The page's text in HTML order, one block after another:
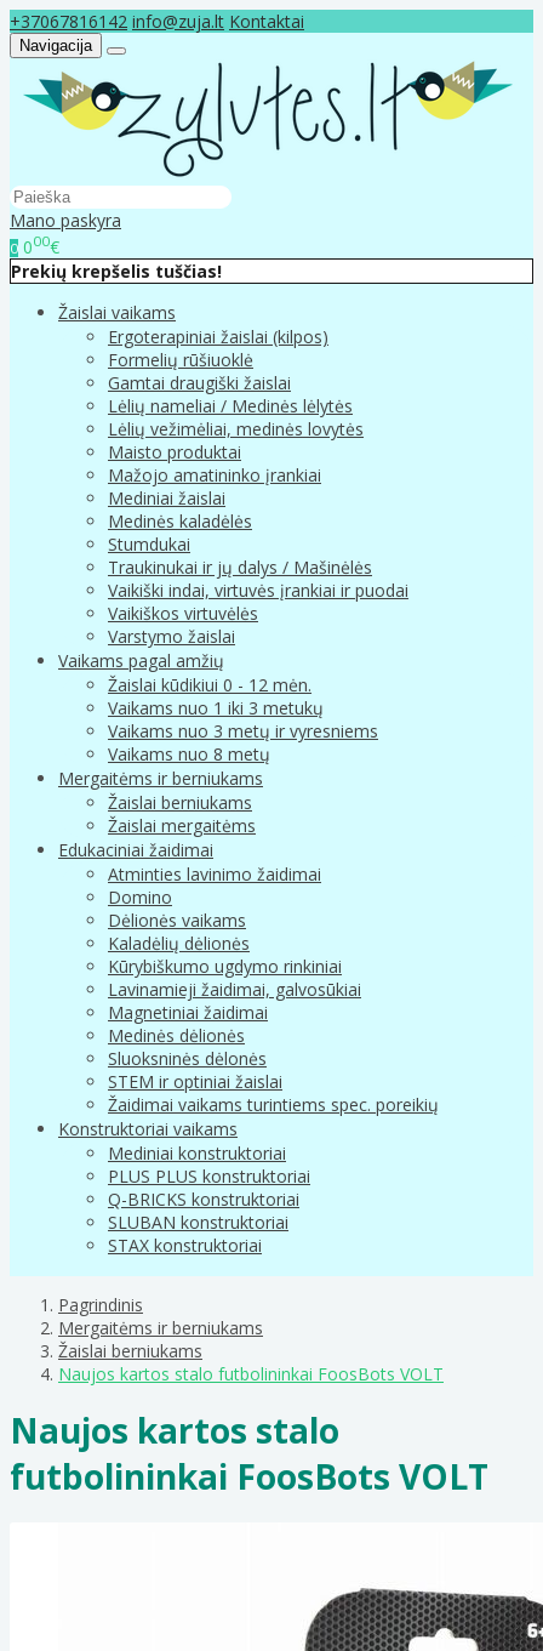
+37067816142 info@zuja.lt Kontaktai
Navigacija
Mano paskyra
0 000€
Prekių krepšelis tuščias!
Žaislai vaikams
Ergoterapiniai žaislai (kilpos)
Formelių rūšiuoklė
Gamtai draugiški žaislai
Lėlių nameliai / Medinės lėlytės
Lėlių vežimėliai, medinės lovytės
Maisto produktai
Mažojo amatininko įrankiai
Mediniai žaislai
Medinės kaladėlės
Stumdukai
Traukinukai ir jų dalys / Mašinėlės
Vaikiški indai, virtuvės įrankiai ir puodai
Vaikiškos virtuvėlės
Varstymo žaislai
Vaikams pagal amžių
Žaislai kūdikiui 0 - 12 mėn.
Vaikams nuo 1 iki 3 metukų
Vaikams nuo 3 metų ir vyresniems
Vaikams nuo 8 metų
Mergaitėms ir berniukams
Žaislai berniukams
Žaislai mergaitėms
Edukaciniai žaidimai
Atminties lavinimo žaidimai
Domino
Dėlionės vaikams
Kaladėlių dėlionės
Kūrybiškumo ugdymo rinkiniai
Lavinamieji žaidimai, galvosūkiai
Magnetiniai žaidimai
Medinės dėlionės
Sluoksninės dėlonės
STEM ir optiniai žaislai
Žaidimai vaikams turintiems spec. poreikių
Konstruktoriai vaikams
Mediniai konstruktoriai
PLUS PLUS konstruktoriai
Q-BRICKS konstruktoriai
SLUBAN konstruktoriai
STAX konstruktoriai
Pagrindinis
Mergaitėms ir berniukams
Žaislai berniukams
Naujos kartos stalo futbolininkai FoosBots VOLT
Naujos kartos stalo
futbolininkai FoosBots VOLT